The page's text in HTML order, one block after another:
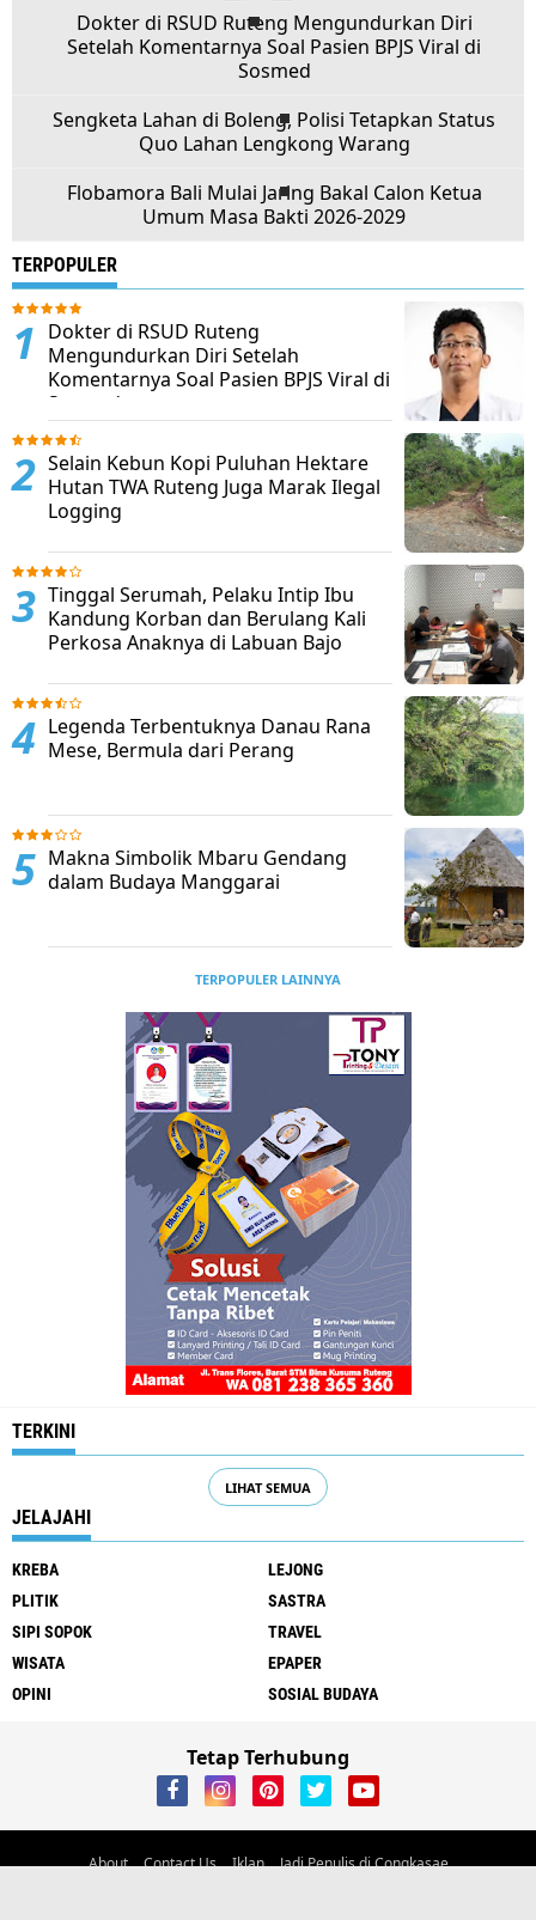
Dokter di RSUD Ruteng Mengundurkan Diri
Setelah Komentarnya Soal Pasien BPJS Viral di
Sosmed
Sengketa Lahan di Boleng, Polisi Tetapkan Status
Quo Lahan Lengkong Warang
Flobamora Bali Mulai Jaring Bakal Calon Ketua
Umum Masa Bakti 2026-2029
TERPOPULER
Dokter di RSUD Ruteng
Mengundurkan Diri Setelah
Komentarnya Soal Pasien BPJS Viral di
Sosmed
Selain Kebun Kopi Puluhan Hektare
Hutan TWA Ruteng Juga Marak Ilegal
Logging
Tinggal Serumah, Pelaku Intip Ibu
Kandung Korban dan Berulang Kali
Perkosa Anaknya di Labuan Bajo
Legenda Terbentuknya Danau Rana
Mese, Bermula dari Perang
Makna Simbolik Mbaru Gendang
dalam Budaya Manggarai
TERPOPULER LAINNYA
TERKINI
LIHAT SEMUA
JELAJAHI
KREBA
LEJONG
PLITIK
SASTRA
SIPI SOPOK
TRAVEL
WISATA
EPAPER
OPINI
SOSIAL BUDAYA
Tetap Terhubung
About Contact Us Iklan
Jadi Penulis di Congkasae